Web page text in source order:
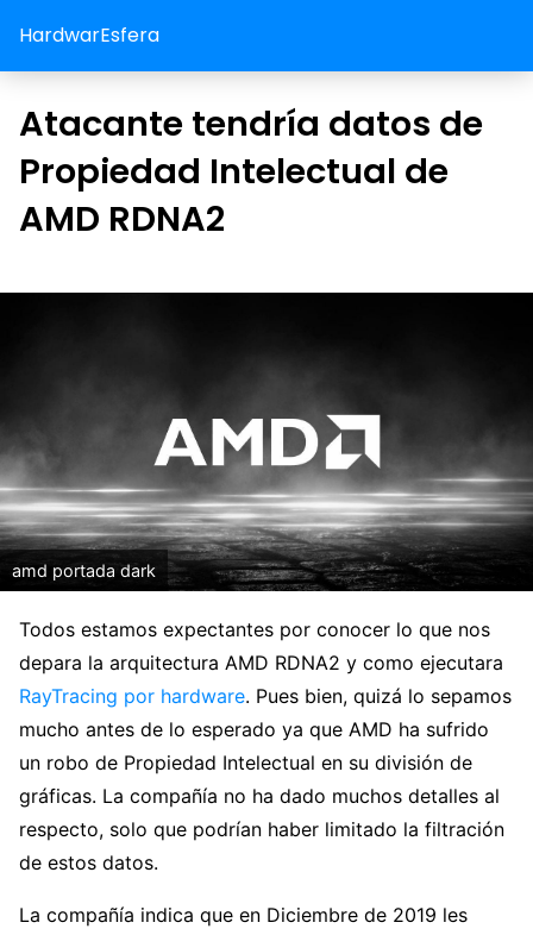
HardwarEsfera
Atacante tendría datos de
Propiedad Intelectual de
AMD RDNA2
amd portada dark
Todos estamos expectantes por conocer lo que nos
depara la arquitectura AMD RDNA2 y como ejecutara
RayTracing por hardware. Pues bien, quizá lo sepamos
mucho antes de lo esperado ya que AMD ha sufrido
un robo de Propiedad Intelectual en su división de
gráficas. La compañía no ha dado muchos detalles al
respecto, solo que podrían haber limitado la filtración
de estos datos.
La compañía indica que en Diciembre de 2019 les